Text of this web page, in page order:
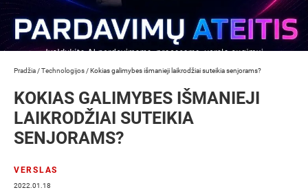
Pradžia /Technologijos /Kokias galimybes išmanieji laikrodžiai suteikia senjorams?
KOKIAS GALIMYBES IŠMANIEJI
LAIKRODŽIAI SUTEIKIA
SENJORAMS?
VERSLAS
2022.01.18